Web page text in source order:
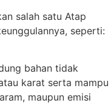
salah satu Atap
seperti:
bahan tidak
karat serta mampu
maupun emisi